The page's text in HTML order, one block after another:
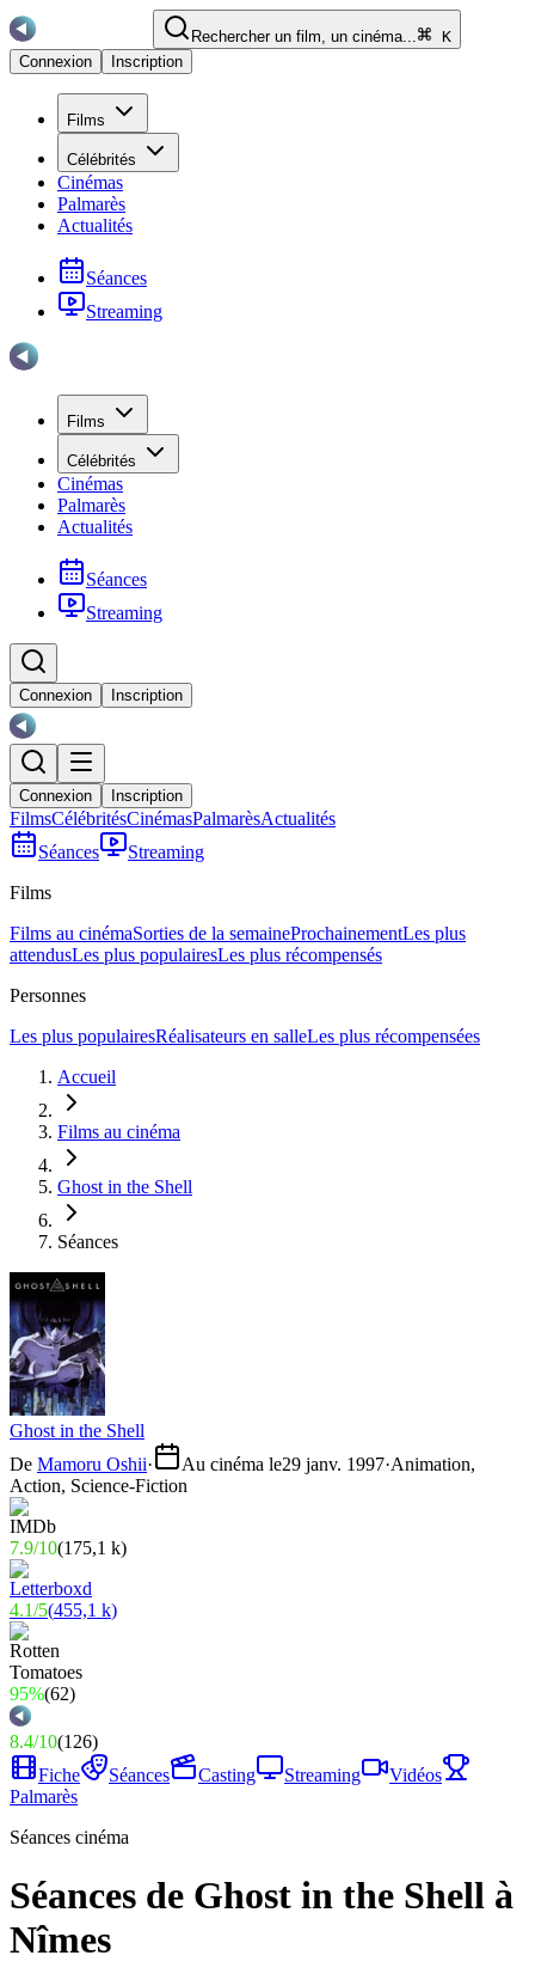
Rechercher un film, un cinéma...
K
Connexion
Inscription
Films
Célébrités
Cinémas
Palmarès
Actualités
Séances
Streaming
Films
Célébrités
Cinémas
Palmarès
Actualités
Séances
Streaming
Connexion Inscription
Connexion Inscription
FilmsCélébritésCinémasPalmarèsActualités
Séances
Streaming
Films
Films au cinémaSorties de la semaineProchainementLes plus
attendusLes plus populairesLes plus récompensés
Personnes
Les plus populairesRéalisateurs en salleLes plus récompensées
Accueil
Films au cinéma
Ghost in the Shell
Séances
Ghost in the Shell
De Mamoru Oshii· Au cinéma le29 janv. 1997·Animation,
Action, Science-Fiction
7.9/10(175,1 k)
4.1/5(455,1 k)
95%(62)
8.4/10(126)
Fiche
Séances Casting Streaming
Vidéos
Palmarès
Séances cinéma
Séances de Ghost in the Shell à
Nîmes